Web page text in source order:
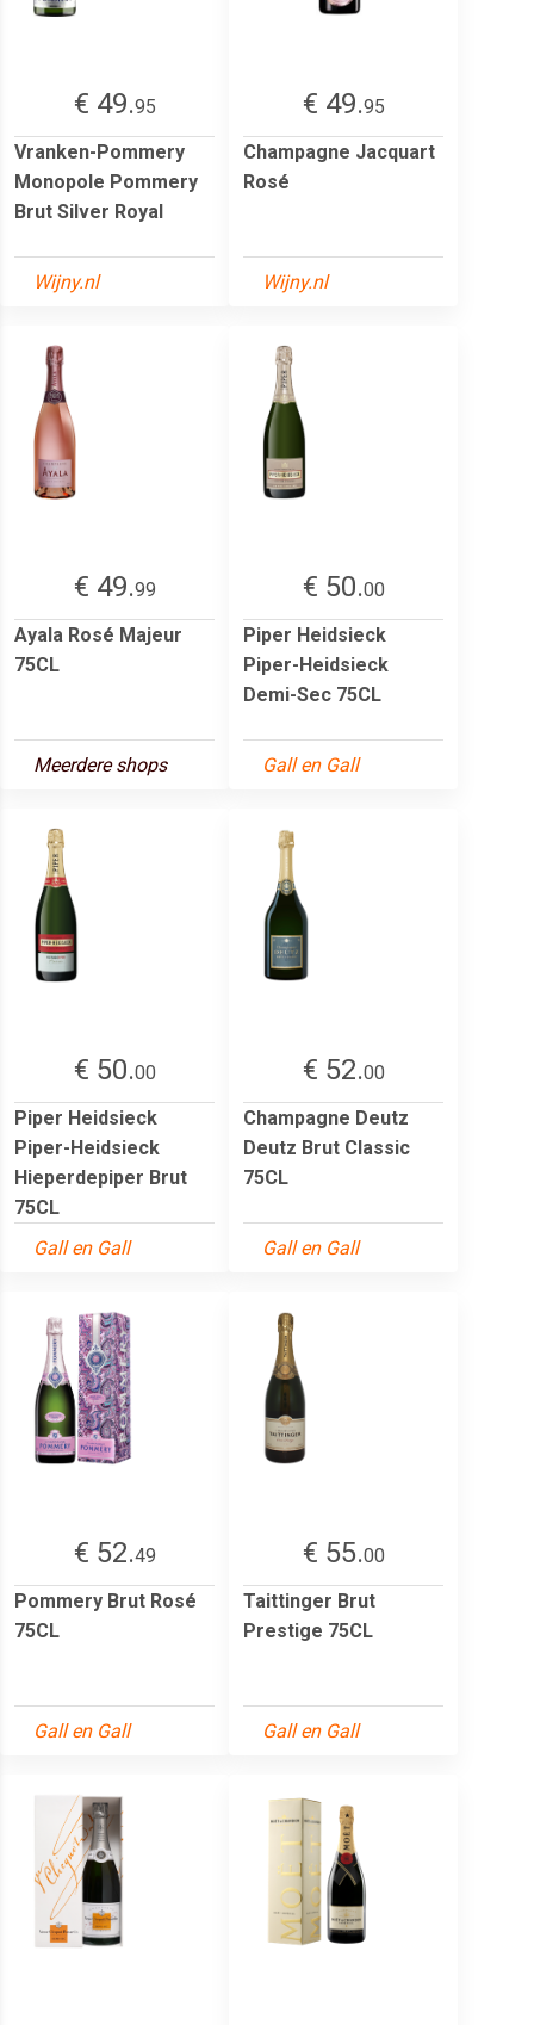
€ 49.95
Vranken-Pommery
Monopole Pommery
Brut Silver Royal
Wijny.nl
€ 49.95
Champagne Jacquart
Rosé
Wijny.nl
€ 49.99
Ayala Rosé Majeur
75CL
Meerdere shops
€ 50.00
Piper Heidsieck
Piper-Heidsieck
Demi-Sec 75CL
Gall en Gall
€ 50.00
Piper Heidsieck
Piper-Heidsieck
Hieperdepiper Brut
75CL
Gall en Gall
€ 52.00
Champagne Deutz
Deutz Brut Classic
75CL
Gall en Gall
€ 52.49
Pommery Brut Rosé
75CL
Gall en Gall
€ 55.00
Taittinger Brut
Prestige 75CL
Gall en Gall